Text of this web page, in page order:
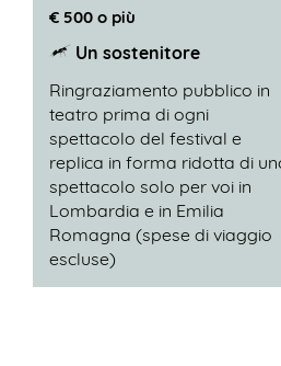
€ 500 o più
Un sostenitore
Ringraziamento pubblico in
teatro prima di ogni
spettacolo del festival e
replica in forma ridotta di
spettacolo solo per voi in
Lombardia e in Emilia
Romagna (spese di viaggio
escluse)